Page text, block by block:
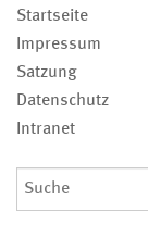
Navigation
überspringen
Startseite
Impressum
Satzung
Datenschutz
Intranet